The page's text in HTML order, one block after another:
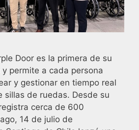
Door es la primera de su
permite a cada persona
y gestionar en tiempo real
sillas de ruedas. Desde su
cerca de 600
14 de julio de